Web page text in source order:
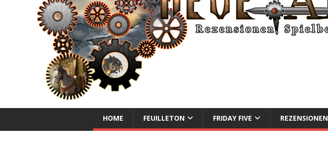
NEUE ABENTEUER
HOME FEUILLETON FRIDAY FIVE REZENSIONEN